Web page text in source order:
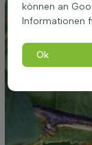
können an
Informationen
Ok